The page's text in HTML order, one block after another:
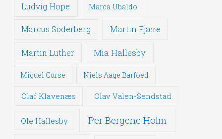
Ludvig Hope Marca Ubaldo
Marcus Söderberg Martin Fjære
Martin Luther Mia Hallesby
Miguel Curse Niels Aage Barfoed
Olaf Klavenæs Olav Valen-Sendstad
Ole Hallesby Per Bergene Holm